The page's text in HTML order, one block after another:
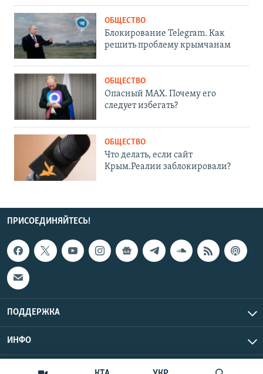
ОБЩЕСТВО
Блокирование Telegram. Как
решить проблему крымчанам
ОБЩЕСТВО
Опасный MAX. Почему его
следует избегать?
ОБЩЕСТВО
Что делать, если сайт
Крым.Реалии заблокировали?
ПРИСОЕДИНЯЙТЕСЬ!
ПОДДЕРЖКА
ИНФО
Copyright Крым.Реалии, 2026 | Все права защищены.
UTC+3